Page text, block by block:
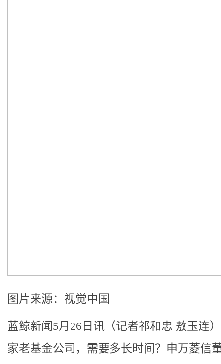
图片来源：视觉中国
蓝鲸新闻5月26日讯（记者祁和忠 敖玉连）
家老基金公司，需要多长时间？申万菱信